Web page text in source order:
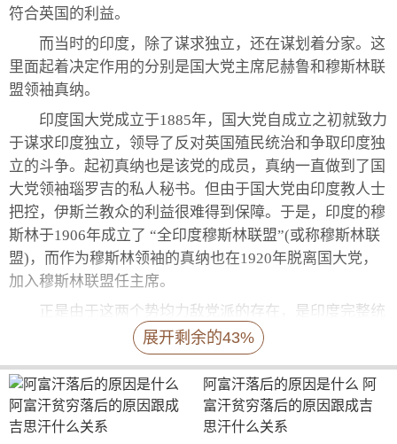
符合英国的利益。
而当时的印度，除了谋求独立，还在谋划着分家。这
里面起着决定作用的分别是国大党主席尼赫鲁和穆斯林联
盟领袖真纳。
印度国大党成立于1885年，国大党自成立之初就致力
于谋求印度独立，领导了反对英国殖民统治和争取印度独
立的斗争。起初真纳也是该党的成员，真纳一直做到了国
大党领袖瑙罗吉的私人秘书。但由于国大党由印度教人士
把控，伊斯兰教众的利益很难得到保障。于是，印度的穆
斯林于1906年成立了 “全印度穆斯林联盟”(或称穆斯林联
盟)，而作为穆斯林领袖的真纳也在1920年脱离国大党，
加入穆斯林联盟任主席。
正是由于这两个势均力敌党派的存在，是印度完整统
一的最大阻碍。蒙巴顿上任后，也分别与尼赫鲁及真纳进
行过多次会晤，甚至当时英国首相艾德礼还将两人请到伦
敦协调，希望他们可以携手建立一个统一的印度联邦。而
由于双方嫌隙太深，最后并未成行。
至于印度为何必须要分裂，首先，从历史来看，印度
展开剩余的43%
阿富汗落后的原因是什么 阿
富汗贫穷落后的原因跟成吉
思汗什么关系